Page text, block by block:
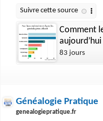
reconstituer le puzzle de
Comment
aujourd’hui
83 jours
Généalogie Pratique
genealogiepratique.fr